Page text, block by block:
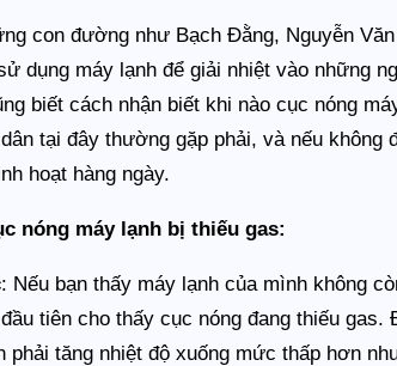
con đường như Bạch Đằng, Nguyễn
dụng máy lạnh để giải nhiệt vào những
biết cách nhận biết khi nào cục nóng
tại đây thường gặp phải, và nếu không
hoạt hàng ngày.
nóng máy lạnh bị thiếu gas:
: Nếu bạn thấy máy lạnh của mình không
tiên cho thấy cục nóng đang thiếu gas.
phải tăng nhiệt độ xuống mức thấp hơn